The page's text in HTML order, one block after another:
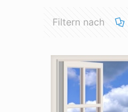
Filtern nach